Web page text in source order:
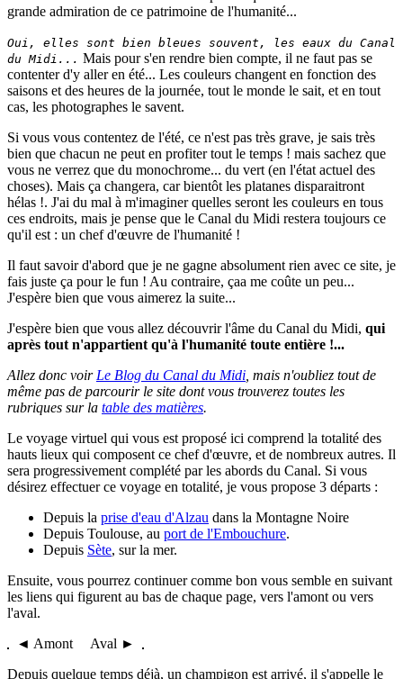
grande admiration de ce patrimoine de l'humanité...
Oui, elles sont bien bleues souvent, les eaux du Canal
du Midi... Mais pour s'en rendre bien compte, il ne faut pas se
contenter d'y aller en été... Les couleurs changent en fonction des
saisons et des heures de la journée, tout le monde le sait, et en tout
cas, les photographes le savent.
Si vous vous contentez de l'été, ce n'est pas très grave, je sais très
bien que chacun ne peut en profiter tout le temps ! mais sachez que
vous ne verrez que du monochrome... du vert (en l'état actuel des
choses). Mais ça changera, car bientôt les platanes disparaitront
hélas !. J'ai du mal à m'imaginer quelles seront les couleurs en tous
ces endroits, mais je pense que le Canal du Midi restera toujours ce
qu'il est : un chef d'œuvre de l'humanité !
Il faut savoir d'abord que je ne gagne absolument rien avec ce site, je
fais juste ça pour le fun ! Au contraire, çaa me coûte un peu...
J'espère bien que vous aimerez la suite...
J'espère bien que vous allez découvrir l'âme du Canal du Midi, qui
après tout n'appartient qu'à l'humanité toute entière !...
Allez donc voir Le Blog du Canal du Midi , mais n'oubliez tout de
même pas de parcourir le site dont vous trouverez toutes les
rubriques sur la table des matières.
Le voyage virtuel qui vous est proposé ici comprend la totalité des
hauts lieux qui composent ce chef d'œuvre, et de nombreux autres. Il
sera progressivement complété par les abords du Canal. Si vous
désirez effectuer ce voyage en totalité, je vous propose 3 départs :
Depuis la prise d'eau d'Alzau dans la Montagne Noire
Depuis Toulouse, au port de l'Embouchure.
Depuis Sète, sur la mer.
Ensuite, vous pourrez continuer comme bon vous semble en suivant
les liens qui figurent au bas de chaque page, vers l'amont ou vers
l'aval.
◄ Amont Aval ►
Depuis quelque temps déjà, un champigon est arrivé, il s'appelle le